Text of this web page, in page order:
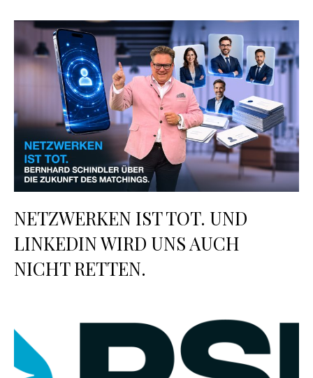
NETZWERKEN IST TOT. UND
LINKEDIN WIRD UNS AUCH
NICHT RETTEN.